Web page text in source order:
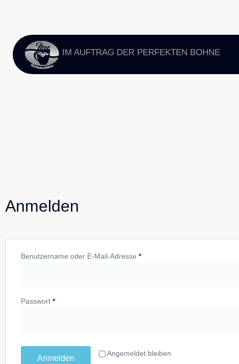
Anmelden
Benutzername oder E-Mail-Adresse *
Passwort *
Angemeldet bleiben
Anmelden
IM AUFTRAG DER PERFEKTEN BOHNE